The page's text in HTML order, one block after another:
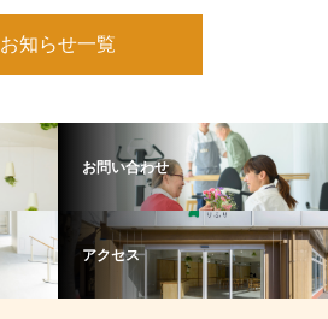
お知らせ一覧
お問い合わせ
アクセス